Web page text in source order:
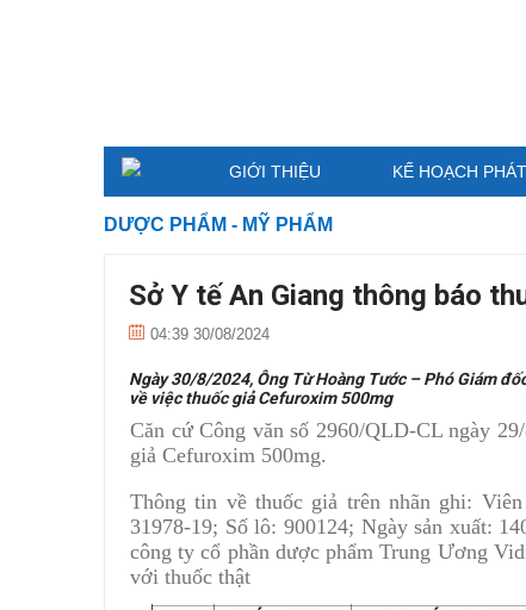
GIỚI THIỆU KẾ HOẠCH
DƯỢC PHẨM - MỸ PHẨM
Sở Y tế An Giang thông báo
04:39 30/08/2024
Ngày 30/8/2024, Ông Từ Hoàng Tước – Phó Giám
về việc thuốc giả Cefuroxim 500mg
Căn cứ Công văn số 2960/QLD-CL ngày
giả Cefuroxim 500mg.
Thông tin về thuốc giả trên nhãn ghi:
31978-19; Số lô: 900124; Ngày sản xuất:
công ty cổ phần dược phẩm Trung Ương
với thuốc thật